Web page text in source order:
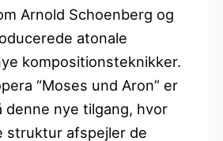
Arnold Schoenberg og
atonale
kompositionsteknikker.
“Moses und Aron” er
denne nye tilgang, hvor
struktur afspejler de